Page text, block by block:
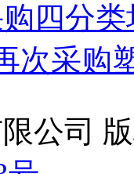
四分
次采购
公司